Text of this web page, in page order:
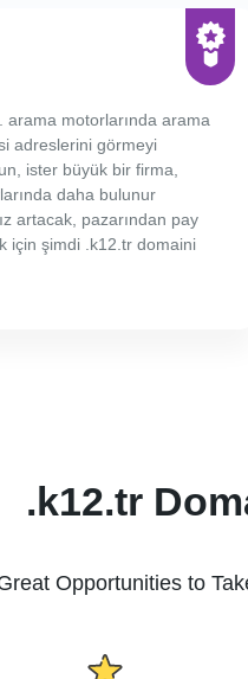
arama motorlarında arama
adreslerini görmeyi
ister büyük bir firma,
daha bulunur
artacak, pazarından pay
için şimdi .k12.tr domaini
.k12.tr
Opportunities to